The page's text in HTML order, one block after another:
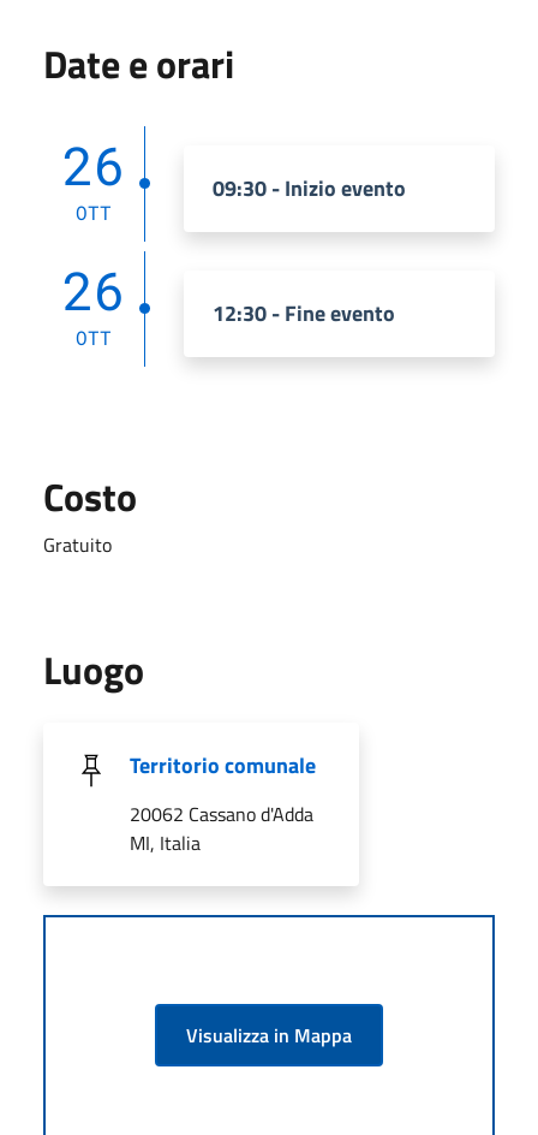
Date e orari
26
OTT
09:30 - Inizio evento
26
OTT
12:30 - Fine evento
Costo
Gratuito
Luogo
Territorio comunale
20062 Cassano d'Adda
MI, Italia
Visualizza in Mappa